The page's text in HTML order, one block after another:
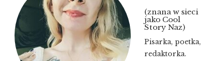
(znana w sieci
jako Cool
Story Naz)
Pisarka, poetka,
redaktorka.